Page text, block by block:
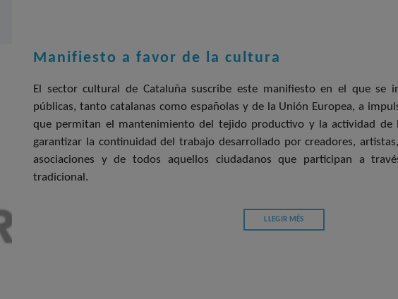
Manifiesto a favor de la cultura
El sector cultural de Cataluña suscribe este manifiesto en el que se
públicas, tanto catalanas como españolas y de la Unión Europea, a
que permitan el mantenimiento del tejido productivo y la actividad de
garantizar la continuidad del trabajo desarrollado por creadores,
asociaciones y de todos aquellos ciudadanos que participan a
tradicional.
LLEGIR MÉS